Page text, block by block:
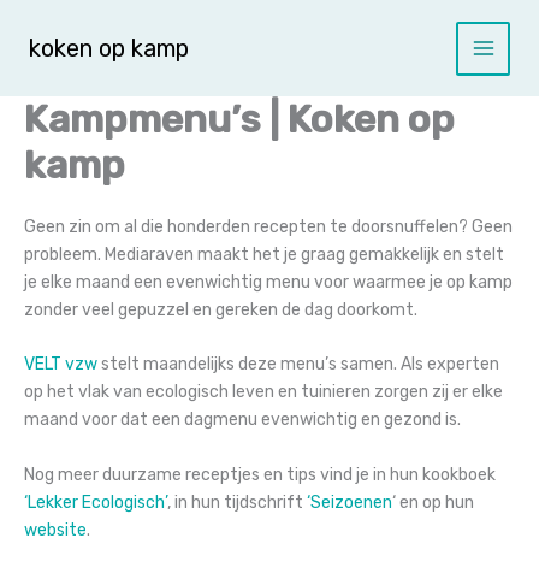
naar
inhoud
koken op kamp
Kampmenu’s | Koken op
kamp
Geen zin om al die honderden recepten te doorsnuffelen? Geen
probleem. Mediaraven maakt het je graag gemakkelijk en stelt
je elke maand een evenwichtig menu voor waarmee je op kamp
zonder veel gepuzzel en gereken de dag doorkomt.
VELT vzwstelt maandelijks deze menu’s samen. Als experten
op het vlak van ecologisch leven en tuinieren zorgen zij er elke
maand voor dat een dagmenu evenwichtig en gezond is.
Nog meer duurzame receptjes en tips vind je in hun kookboek
‘Lekker Ecologisch’, in hun tijdschrift ‘Seizoenen‘ en op hun
website.